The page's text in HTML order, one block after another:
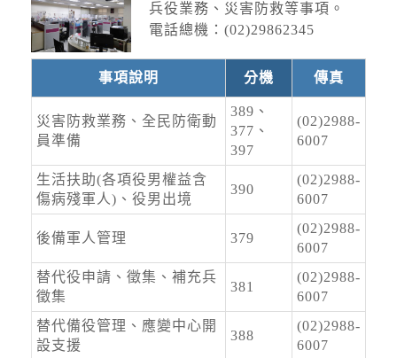
第13號颱風及其外圍環流影響，易有短延時強降
雨，今(9)日臺北市山區、新竹縣山區、苗栗縣山
區有局部豪雨或大豪雨，北海岸、新北市、桃園
市、新竹縣地區及臺中市山區有局...
水庫放流
2026-08-09, 12:38│水利署
水利署訊石門水庫:(洩洪至大漢溪):調節性放水,
影響範圍:新北市，三峽區、淡水區、樹林區、蘆
洲區、五股區、鶯歌區、土城區、新莊區、八里
區、三重區、板橋區；臺北市，士林區、大同
區、萬華區、北投區；桃園市，龍潭區、大溪區
道路封閉
2026-08-08, 18:00│交通部公路局
桃園市 復興區 台7線 47K+100~60K+396。受損
狀況/管制原因: 預警性封閉。
強風
2026-08-09, 10:32│中央氣象署
兵役業務、災害防救等事項。
電話總機：(02)29862345
事項說明 分機 傳真
災害防救業務、全民防衛動
員準備
389、
377、
397
(02)2988-
6007
生活扶助(各項役男權益含
傷病殘軍人)、役男出境
390
(02)2988-
6007
後備軍人管理 379
(02)2988-
6007
替代役申請、徵集、補充兵
徵集
381
(02)2988-
6007
替代備役管理、應變中心開
設支援
388
(02)2988-
6007